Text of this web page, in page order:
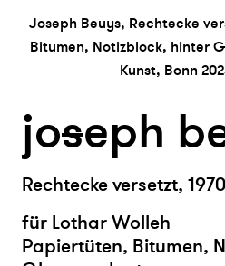
Joseph Beuys, Rechtecke
Bitumen, Notizblock, hinter
Kunst, Bonn
joseph
Rechtecke versetzt, 1970
für Lothar Wolleh
Papiertüten, Bitumen,